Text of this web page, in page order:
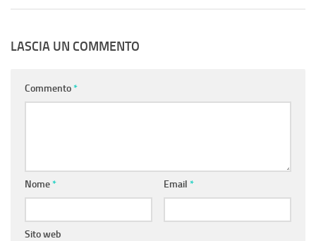
LASCIA UN COMMENTO
Commento*
Nome* Email *
Sito web